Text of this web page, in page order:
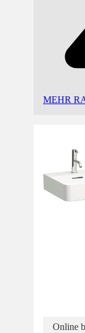
MEHR
Online